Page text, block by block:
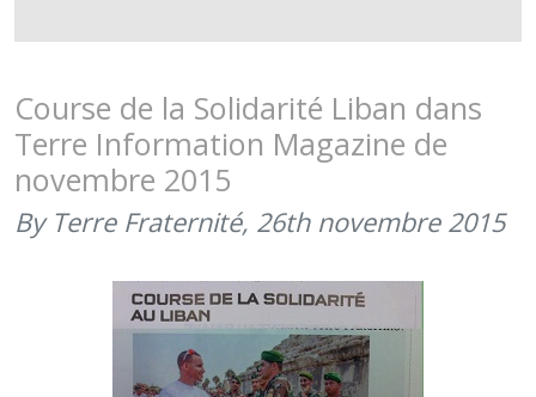
CASQUES
DAMAN
COURENT
TERRE
Course de la Solidarité Liban dans
Terre Information Magazine de
novembre 2015
By Terre Fraternité, 26th novembre 2015